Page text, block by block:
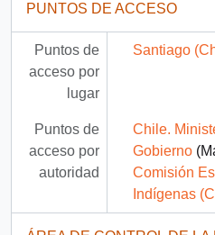
PUNTOS DE ACCESO
Puntos de
acceso por
lugar
Santiago
Puntos de
acceso por
autoridad
Chile.
Gobierno
Comisión
Indígenas